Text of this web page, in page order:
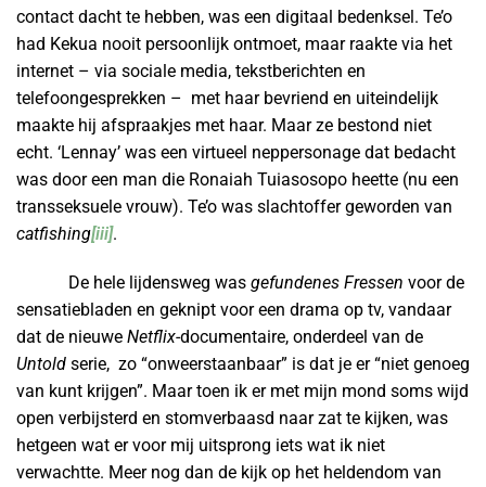
contact dacht te hebben, was een digitaal bedenksel. Te’o
had Kekua nooit persoonlijk ontmoet, maar raakte via het
internet – via sociale media, tekstberichten en
telefoongesprekken – met haar bevriend en uiteindelijk
maakte hij afspraakjes met haar. Maar ze bestond niet
echt. ‘Lennay’ was een virtueel neppersonage dat bedacht
was door een man die Ronaiah Tuiasosopo heette (nu een
transseksuele vrouw). Te’o was slachtoffer geworden van
catfishing[iii].
De hele lijdensweg was gefundenes Fressen voor de
sensatiebladen en geknipt voor een drama op tv, vandaar
dat de nieuwe Netflix-documentaire, onderdeel van de
Untold serie, zo “onweerstaanbaar” is dat je er “niet genoeg
van kunt krijgen”. Maar toen ik er met mijn mond soms wijd
open verbijsterd en stomverbaasd naar zat te kijken, was
hetgeen wat er voor mij uitsprong iets wat ik niet
verwachtte. Meer nog dan de kijk op het heldendom van